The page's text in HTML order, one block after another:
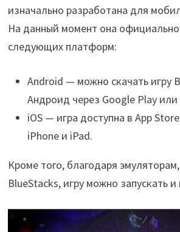
изначально разработана для
На данный момент она
следующих платформ:
Android — можно скачать игру
Андроид через Google Play
iOS — игра доступна в App
iPhone и iPad.
Кроме того, благодаря
BlueStacks, игру можно запускать